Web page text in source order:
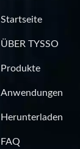
Startseite
ÜBER TYSSO
Produkte
Anwendungen
Herunterladen
FAQ